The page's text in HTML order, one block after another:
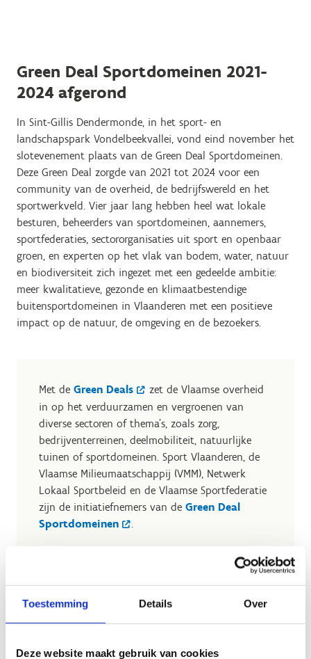
Toestemming Details Over
Deze website maakt gebruik van cookies
Green Deal Sportdomeinen 2021-
2024 afgerond
In Sint-Gillis Dendermonde, in het sport- en
landschapspark Vondelbeekvallei, vond eind november het
slotevenement plaats van de Green Deal Sportdomeinen.
Deze Green Deal zorgde van 2021 tot 2024 voor een
community van de overheid, de bedrijfswereld en het
sportwerkveld. Vier jaar lang hebben heel wat lokale
besturen, beheerders van sportdomeinen, aannemers,
sportfederaties, sectororganisaties uit sport en openbaar
groen, en experten op het vlak van bodem, water, natuur
en biodiversiteit zich ingezet met een gedeelde ambitie:
meer kwalitatieve, gezonde en klimaatbestendige
buitensportdomeinen in Vlaanderen met een positieve
impact op de natuur, de omgeving en de bezoekers.
Met de Green Deals
zet de Vlaamse overheid
in op het verduurzamen en vergroenen van
diverse sectoren of thema’s, zoals zorg,
bedrijventerreinen, deelmobiliteit, natuurlijke
tuinen of sportdomeinen. Sport Vlaanderen, de
Vlaamse Milieumaatschappij (VMM), Netwerk
Lokaal Sportbeleid en de Vlaamse Sportfederatie
zijn de initiatiefnemers van de Green Deal
Sportdomeinen
.
De Green Deal zorgde voor een nieuwe blik op